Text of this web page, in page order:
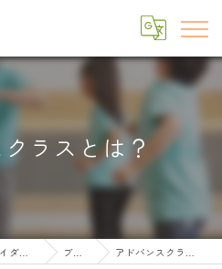
ラスとは？
仙台市のダンススクールならマイダンスショップ ブログ アドバンスクラスとは？